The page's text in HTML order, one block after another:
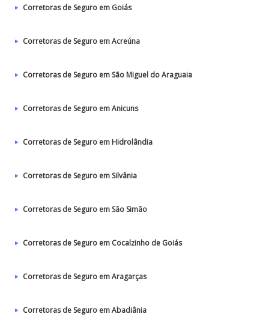
Corretoras de Seguro em Goiás
Corretoras de Seguro em Acreúna
Corretoras de Seguro em São Miguel do Araguaia
Corretoras de Seguro em Anicuns
Corretoras de Seguro em Hidrolândia
Corretoras de Seguro em Silvânia
Corretoras de Seguro em São Simão
Corretoras de Seguro em Cocalzinho de Goiás
Corretoras de Seguro em Aragarças
Corretoras de Seguro em Abadiânia